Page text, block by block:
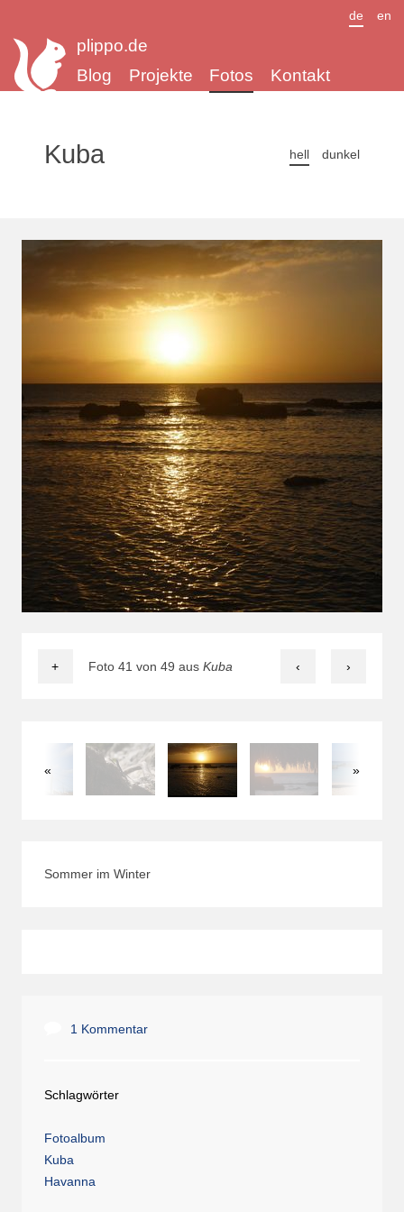
plippo.de
Blog
Projekte Fotos Kontakt
de en
Kuba hell dunkel
Foto 41 von 49 aus Kuba
+ ‹ ›
« »
Sommer im Winter
1 Kommentar
Schlagwörter
Fotoalbum
Kuba
Havanna